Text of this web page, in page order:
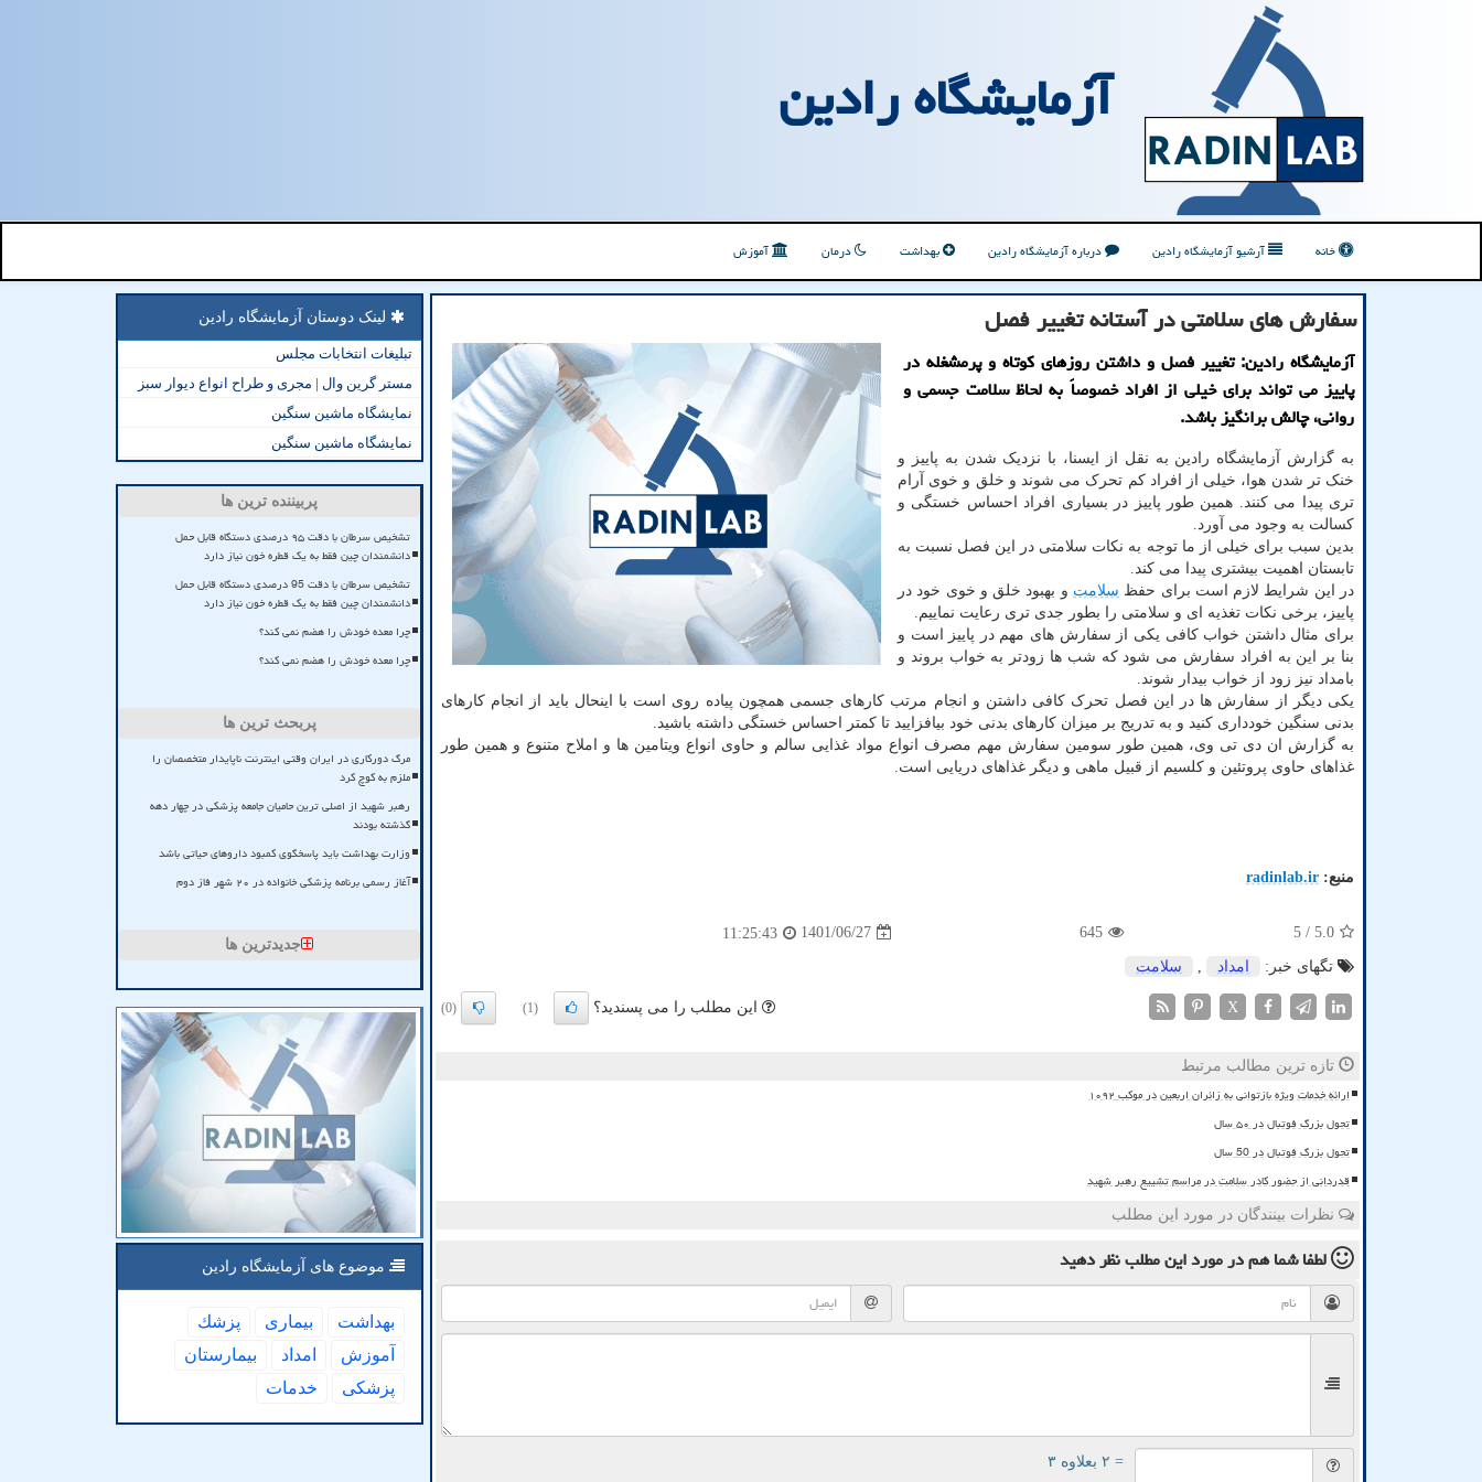
آزمایشگاه رادین
خانه آرشیو آزمایشگاه رادین درباره آزمایشگاه رادین بهداشت درمان آموزش
سفارش های سلامتی در آستانه تغییر فصل
آزمایشگاه رادین: تغییر فصل و داشتن روزهای کوتاه و پرمشغله در
پاییز می تواند برای خیلی از افراد خصوصاً به لحاظ سلامت جسمی و
روانی، چالش برانگیز باشد.
به گزارش آزمایشگاه رادین به نقل از ایسنا، با نزدیک شدن به پاییز و
خنک تر شدن هوا، خیلی از افراد کم تحرک می شوند و خلق و خوی آرام
تری پیدا می کنند. همین طور پاییز در بسیاری افراد احساس خستگی و
کسالت به وجود می آورد.
بدین سبب برای خیلی از ما توجه به نکات سلامتی در این فصل نسبت به
تابستان اهمیت بیشتری پیدا می کند.
در این شرایط لازم است برای حفظ سلامت و بهبود خلق و خوی خود در
پاییز، برخی نکات تغذیه ای و سلامتی را بطور جدی تری رعایت نماییم.
برای مثال داشتن خواب کافی یکی از سفارش های مهم در پاییز است و
بنا بر این به افراد سفارش می شود که شب ها زودتر به خواب بروند و
بامداد نیز زود از خواب بیدار شوند.
یکی دیگر از سفارش ها در این فصل تحرک کافی داشتن و انجام مرتب کارهای جسمی همچون پیاده روی است با اینحال باید از انجام کارهای
بدنی سنگین خودداری کنید و به تدریج بر میزان کارهای بدنی خود بیافزایید تا کمتر احساس خستگی داشته باشید.
به گزارش ان دی تی وی، همین طور سومین سفارش مهم مصرف انواع مواد غذایی سالم و حاوی انواع ویتامین ها و املاح متنوع و همین طور
غذاهای حاوی پروتئین و کلسیم از قبیل ماهی و دیگر غذاهای دریایی است.
منبع: radinlab.ir
5.0
/ 5
645
1401/06/27
11:25:43
تگهای خبر:
امداد سلامت
X این مطلب را می پسندید؟ (1)
(0)
تازه ترین مطالب مرتبط
ارائه خدمات ویژه بازتوانی به زائران اربعین در موکب ۱۰۹۲
تحول بزرگ فوتبال در ۵۰ سال
تحول بزرگ فوتبال در 50 سال
قدردانی از حضور کادر سلامت در مراسم تشییع رهبر شهید
نظرات بینندگان در مورد این مطلب
لطفا شما همدر مورد این مطلبنظر دهید
= ۲ بعلاوه ۳
لینک دوستان آزمایشگاه رادین
تبلیغات انتخابات مجلس
مستر گرین وال | مجری و طراح انواع دیوار سبز
نمایشگاه ماشین سنگین
نمایشگاه ماشین سنگین
پربیننده ترین ها
تشخیص سرطان با دقت ۹۵ درصدی دستگاه قابل حمل
دانشمندان چین فقط به یک قطره خون نیاز دارد
تشخیص سرطان با دقت 95 درصدی دستگاه قابل حمل
دانشمندان چین فقط به یک قطره خون نیاز دارد
چرا معده خودش را هضم نمی کند؟
چرا معده خودش را هضم نمی کند؟
پربحث ترین ها
مرگ دورکاری در ایران وقتی اینترنت ناپایدار متخصصان را
ملزم به کوچ کرد
رهبر شهید از اصلی ترین حامیان جامعه پزشکی در چهار دهه
گذشته بودند
وزارت بهداشت باید پاسخگوی کمبود داروهای حیاتی باشد
آغاز رسمی برنامه پزشکی خانواده در ۲۰ شهر فاز دوم
جدیدترین ها
موضوع های آزمایشگاه رادین
بهداشت بیماری
پزشك
آموزش
امداد
بیمارستان
پزشكی
خدمات